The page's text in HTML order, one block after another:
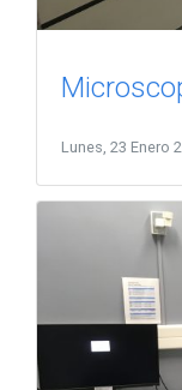
Lunes, 23 Enero